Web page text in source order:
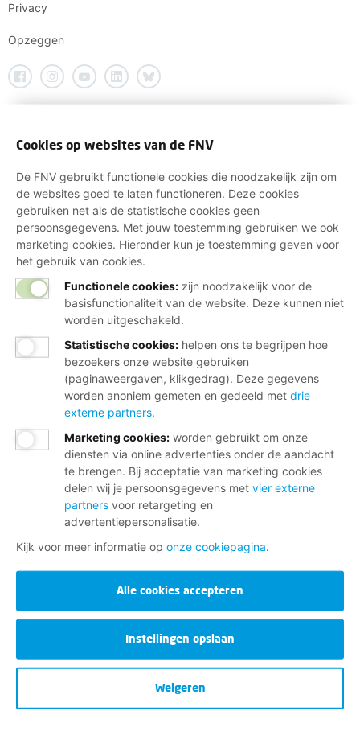
Privacy
Opzeggen
Cookies op websites van de FNV
De FNV gebruikt functionele cookies die noodzakelijk zijn om
de websites goed te laten functioneren. Deze cookies
gebruiken net als de statistische cookies geen
persoonsgegevens. Met jouw toestemming gebruiken we ook
marketing cookies. Hieronder kun je toestemming geven voor
het gebruik van cookies.
Functionele cookies: zijn noodzakelijk voor de
basisfunctionaliteit van de website. Deze kunnen niet
worden uitgeschakeld.
Statistische cookies: helpen ons te begrijpen hoe
bezoekers onze website gebruiken
(paginaweergaven, klikgedrag). Deze gegevens
worden anoniem gemeten en gedeeld met drie
externe partners.
Marketing cookies: worden gebruikt om onze
diensten via online advertenties onder de aandacht
te brengen. Bij acceptatie van marketing cookies
delen wij je persoonsgegevens met vier externe
partners voor retargeting en
advertentiepersonalisatie.
Kijk voor meer informatie op onze cookiepagina.
Alle cookies accepteren
Instellingen opslaan
Weigeren